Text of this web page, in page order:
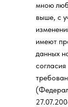
мною
выше, с
имеют
данных